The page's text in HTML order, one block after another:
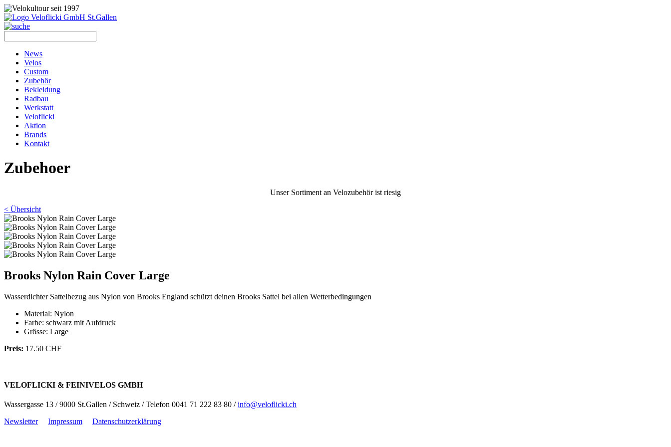
News
Velos
Custom
Zubehör
Bekleidung
Radbau
Werkstatt
Veloflicki
Aktion
Brands
Kontakt
Zubehoer
Unser Sortiment an Velozubehör ist riesig
< Übersicht
Brooks Nylon Rain Cover Large
Wasserdichter Sattelbezug aus Nylon von Brooks England schützt deinen Brooks Sattel bei allen Wetterbedingungen
Material: Nylon
Farbe: schwarz mit Aufdruck
Grösse: Large
Preis: 17.50 CHF
VELOFLICKI & FEINIVELOS GMBH
Wassergasse 13 / 9000 St.Gallen / Schweiz / Telefon 0041 71 222 83 80 /info@veloflicki.ch
Newsletter
Impressum Datenschutzerklärung